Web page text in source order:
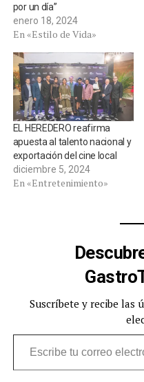
por un día”
enero 18, 2024
En «Estilo de Vida»
EL HEREDERO reafirma
apuesta al talento nacional y
exportación del cine local
diciembre 5, 2024
En «Entretenimiento»
Suscríbete y recibe las
Escribe tu correo electrónico…